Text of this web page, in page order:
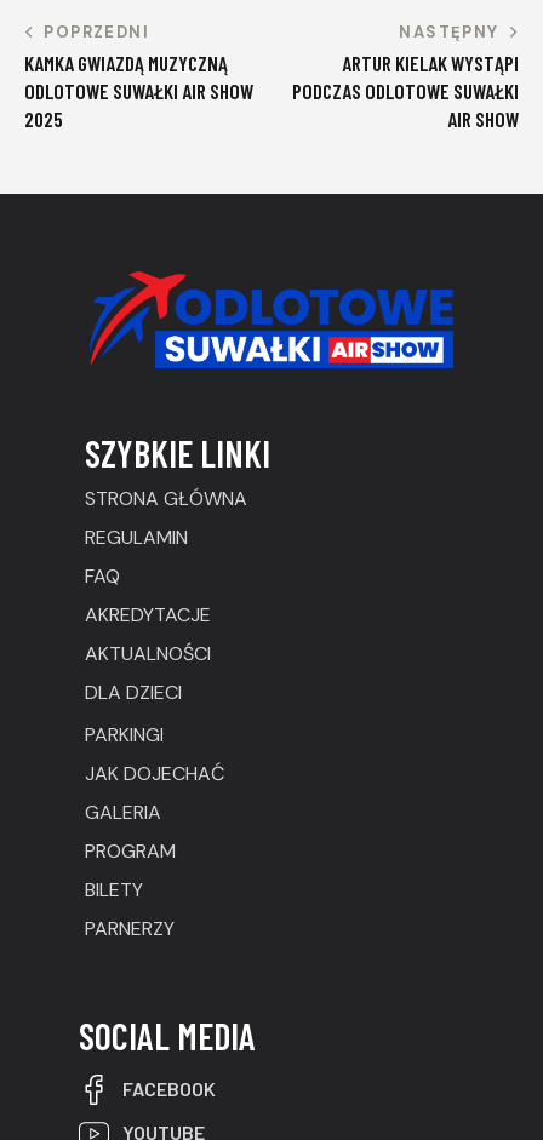
POPRZEDNI
KAMKA GWIAZDĄ MUZYCZNĄ
ODLOTOWE SUWAŁKI AIR SHOW
2025
NASTĘPNY
ARTUR KIELAK WYSTĄPI
PODCZAS ODLOTOWE SUWAŁKI
AIR SHOW
SZYBKIE LINKI
STRONA GŁÓWNA
REGULAMIN
FAQ
AKREDYTACJE
AKTUALNOŚCI
DLA DZIECI
PARKINGI
JAK DOJECHAĆ
GALERIA
PROGRAM
BILETY
PARNERZY
SOCIAL MEDIA
FACEBOOK
YOUTUBE